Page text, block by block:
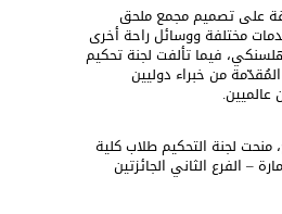
على تصميم مجمع ملحق
مختلفة ووسائل راحة أخرى
فيما تألفت لجنة تحكيم
من خبراء دوليين
لجنة التحكيم طلاب كلية
– الفرع الثاني الجائزتين